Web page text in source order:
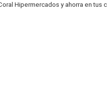
Hipermercados y ahorra en tus